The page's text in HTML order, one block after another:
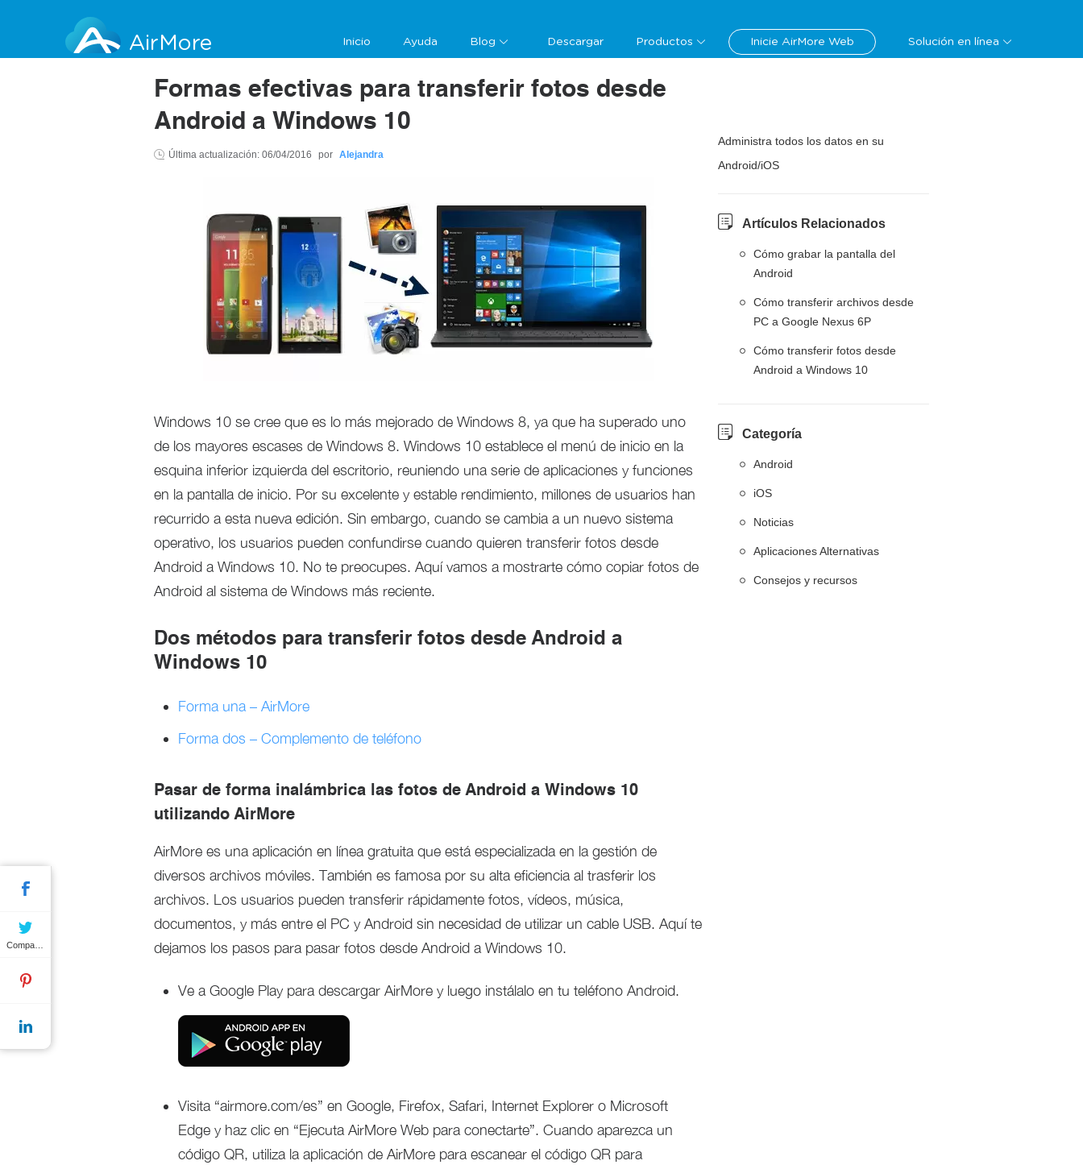
AirMore Inicio Ayuda Blog Descargar Productos Inicie AirMore Web Solución en línea
Formas efectivas para transferir fotos desde
Android a Windows 10
Última actualización: 06/04/2016 por Alejandra
Windows 10 se cree que es lo más mejorado de Windows 8, ya que ha superado uno
de los mayores escases de Windows 8. Windows 10 establece el menú de inicio en la
esquina inferior izquierda del escritorio, reuniendo una serie de aplicaciones y funciones
en la pantalla de inicio. Por su excelente y estable rendimiento, millones de usuarios han
recurrido a esta nueva edición. Sin embargo, cuando se cambia a un nuevo sistema
operativo, los usuarios pueden confundirse cuando quieren transferir fotos desde
Android a Windows 10. No te preocupes. Aquí vamos a mostrarte cómo copiar fotos de
Android al sistema de Windows más reciente.
Dos métodos para transferir fotos desde Android a
Windows 10
Forma una – AirMore
Forma dos – Complemento de teléfono
Pasar de forma inalámbrica las fotos de Android a Windows 10
utilizando AirMore
AirMore es una aplicación en línea gratuita que está especializada en la gestión de
diversos archivos móviles. También es famosa por su alta eficiencia al trasferir los
archivos. Los usuarios pueden transferir rápidamente fotos, vídeos, música,
documentos, y más entre el PC y Android sin necesidad de utilizar un cable USB. Aquí te
dejamos los pasos para pasar fotos desde Android a Windows 10.
Ve a Google Play para descargar AirMore y luego instálalo en tu teléfono Android.
Visita “airmore.com/es” en Google, Firefox, Safari, Internet Explorer o Microsoft
Edge y haz clic en “Ejecuta AirMore Web para conectarte”. Cuando aparezca un
código QR, utiliza la aplicación de AirMore para escanear el código QR para
Administra todos los datos en su
Android/iOS
Artículos Relacionados
Cómo grabar la pantalla del
Android
Cómo transferir archivos desde
PC a Google Nexus 6P
Cómo transferir fotos desde
Android a Windows 10
Categoría
Android
iOS
Noticias
Aplicaciones Alternativas
Consejos y recursos